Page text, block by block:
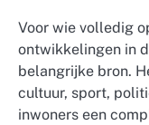
Voor wie volledig
ontwikkelingen in
belangrijke bron.
cultuur, sport,
inwoners een